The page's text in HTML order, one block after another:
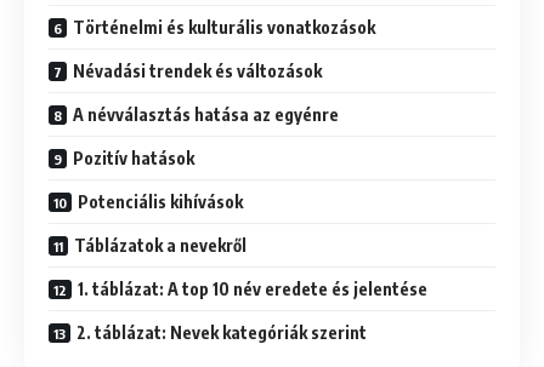
Történelmi és kulturális vonatkozások
Névadási trendek és változások
A névválasztás hatása az egyénre
Pozitív hatások
Potenciális kihívások
Táblázatok a nevekről
1. táblázat: A top 10 név eredete és jelentése
2. táblázat: Nevek kategóriák szerint